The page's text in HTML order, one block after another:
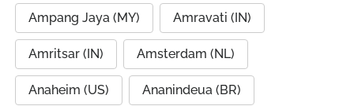
Ampang Jaya (MY) Amravati (IN)
Amritsar (IN) Amsterdam (NL)
Anaheim (US) Ananindeua (BR)